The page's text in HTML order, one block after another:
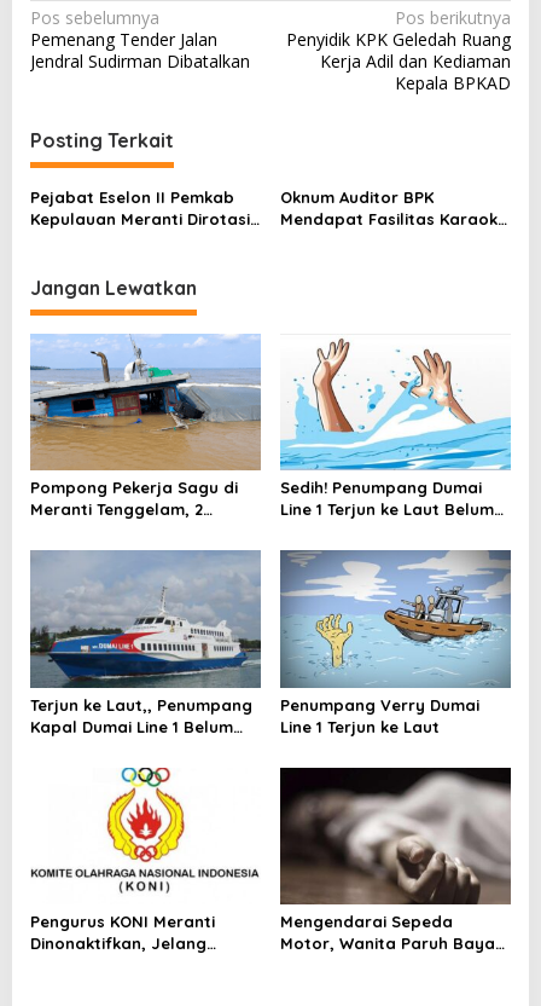
N
a
i
g
a
s
p
o
s
Pos sebelumnya
Pemenang Tender Jalan
Jendral Sudirman Dibatalkan
Pos berikutnya
Penyidik KPK Geledah Ruang
Kerja Adil dan Kediaman
Kepala BPKAD
Posting Terkait
Pejabat Eselon II Pemkab
Kepulauan Meranti Dirotasi,
Oknum Auditor BPK
Mendapat Fasilitas Karaoke
Jangan Lewatkan
Pompong Pekerja Sagu di
Meranti Tenggelam, 2
Pencarian
Sedih! Penumpang Dumai
Line 1 Terjun ke Laut Belum
Terjun ke Laut,, Penumpang
Kapal Dumai Line 1 Belum
Penumpang Verry Dumai
Line 1 Terjun ke Laut
Pengurus KONI Meranti
Dinonaktifkan, Jelang
Mengendarai Sepeda
Motor, Wanita Paruh Baya